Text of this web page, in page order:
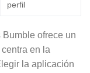
perfil
Bumble ofrece un
en la
la aplicación